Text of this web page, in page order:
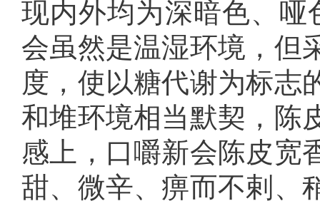
现内外均为深暗色、哑
会虽然是温湿环境，但
度，使以糖代谢为标志
和堆环境相当默契，陈
感上，口嚼新会陈皮宽
甜、微辛、痹而不剌、